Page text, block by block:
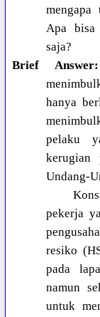
mengapa
Apa bisa
saja?
Brief Answer:
hanya
pelaku
kerugian
Undang-
pekerja
resiko
pada
namun
untuk